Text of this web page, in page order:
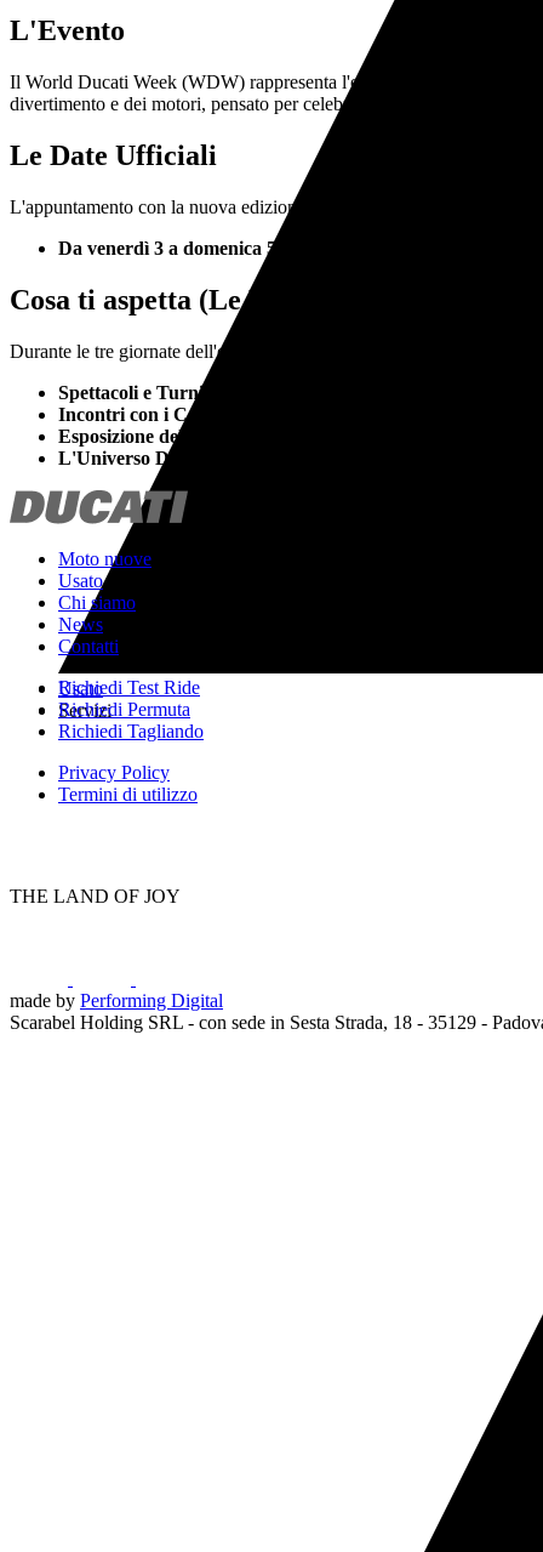
Usato
Servizi
L'Evento
Il World Ducati Week (WDW) rappresenta l'evento per eccellenza
divertimento e dei motori, pensato per celebrare insieme lo spirito e
Le Date Ufficiali
L'appuntamento con la nuova edizione del World Ducati Week è
Da venerdì 3 a domenica 5 luglio 2026
Cosa ti aspetta (Le Esperienze)
Durante le tre giornate dell'evento, i partecipanti avranno accesso a
Spettacoli e Turni in Pista:
Incontri con i Campioni:
Esposizione della Gamma:
L'Universo Ducati:
Moto nuove
Usato
Chi siamo
News
Contatti
Richiedi Test Ride
Richiedi Permuta
Richiedi Tagliando
Privacy Policy
Termini di utilizzo
THE LAND OF JOY
made by Performing Digital
Scarabel Holding SRL - con sede in Sesta Strada, 18 - 35129 -